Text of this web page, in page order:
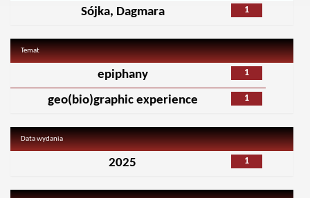
1
Sójka, Dagmara
Temat
1
epiphany
1
geo(bio)graphic experience
Data wydania
1
2025